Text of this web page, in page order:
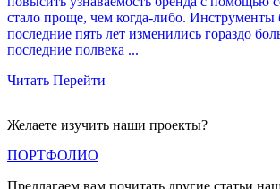
стало проще, чем когда-либо. Инструменты
последние пять лет изменились гораздо
последние полвека ...
Читать Перейти
Желаете изучить наши проекты?
ПОРТФОЛИО
Предлагаем вам почитать другие статьи